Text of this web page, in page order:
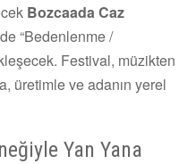
Bozcaada Caz
“Bedenlenme /
Festival, müzikten
üretimle ve adanın yerel
Yan Yana